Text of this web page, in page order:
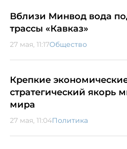
Вблизи Минвод вода
трассы «Кавказ»
27 мая, 11:17Общество
Крепкие
стратегический якорь
мира
27 мая, 11:04Политика